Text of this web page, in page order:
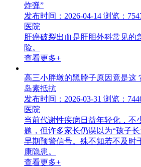
炸弹”
发布时间：2026-04-14 浏览：
医院
肝癌破裂出血是肝胆外科常见的
险。
查看更多+
高三小胖墩的黑脖子原因竟是这
岛素抵抗
发布时间：2026-03-31 浏览：
医院
当前代谢性疾病日益年轻化，不
题，但许多家长仍误以为“孩子
早期预警信号。殊不知若不及时
康隐患。
查看更多+